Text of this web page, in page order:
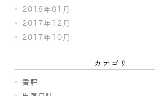
2018年01月
2017年12月
2017年10月
カテゴリ
書評